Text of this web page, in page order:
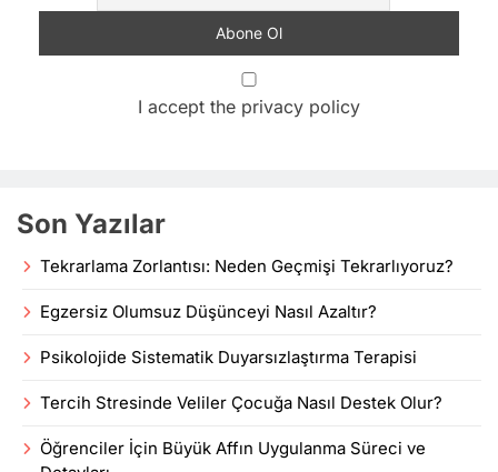
I accept the privacy policy
Son Yazılar
Tekrarlama Zorlantısı: Neden Geçmişi Tekrarlıyoruz?
Egzersiz Olumsuz Düşünceyi Nasıl Azaltır?
Psikolojide Sistematik Duyarsızlaştırma Terapisi
Tercih Stresinde Veliler Çocuğa Nasıl Destek Olur?
Öğrenciler İçin Büyük Affın Uygulanma Süreci ve